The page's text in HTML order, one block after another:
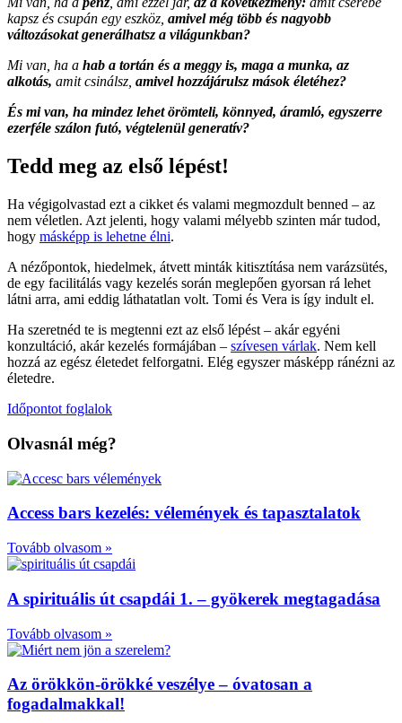
kapsz és csupán egy eszköz, amivel még több és nagyobb
változásokat generálhatsz a világunkban?
Mi van, ha a hab a tortán és a meggy is, maga a munka, az
alkotás, amit csinálsz, amivel hozzájárulsz mások életéhez?
És mi van, ha mindez lehet örömteli, könnyed, áramló, egyszerre
ezerféle szálon futó, végtelenül generatív?
Tedd meg az első lépést!
Ha végigolvastad ezt a cikket és valami megmozdult benned – az
nem véletlen. Azt jelenti, hogy valami mélyebb szinten már tudod,
hogy másképp is lehetne élni.
A nézőpontok, hiedelmek, átvett minták kitisztítása nem varázsütés,
de egy facilitálás vagy kezelés során meglepően gyorsan rá lehet
látni arra, ami eddig láthatatlan volt. Tomi és Vera is így indult el.
Ha szeretnéd te is megtenni ezt az első lépést – akár egyéni
konzultáció, akár kezelés formájában – szívesen várlak. Nem kell
hozzá az egész életedet felforgatni. Elég egyszer másképp ránézni az
életedre.
Időpontot foglalok
Olvasnál még?
Access bars kezelés: vélemények és tapasztalatok
Tovább olvasom »
A spirituális út csapdái 1. – gyökerek megtagadása
Tovább olvasom »
Az örökkön-örökké veszélye – óvatosan a
fogadalmakkal!